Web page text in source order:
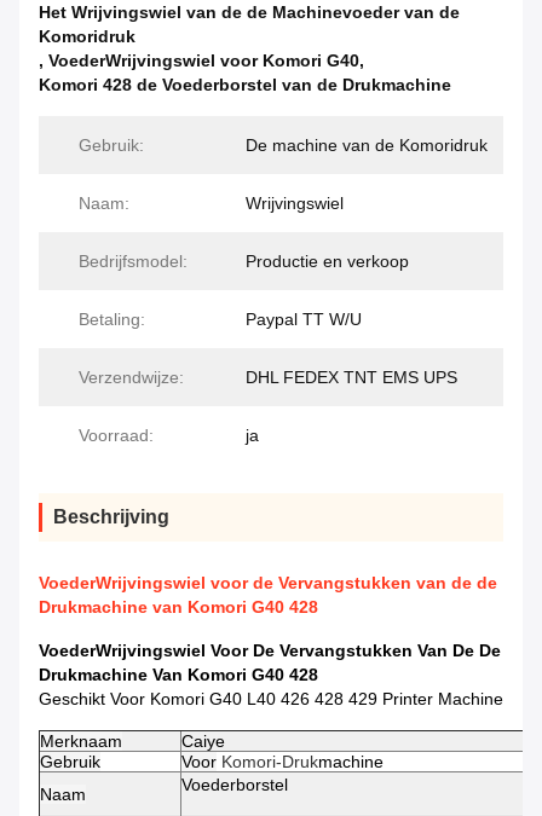
Het Wrijvingswiel van de de Machinevoeder van de
Komoridruk
, VoederWrijvingswiel voor Komori G40,
Komori 428 de Voederborstel van de Drukmachine
Gebruik: De machine van de Komoridruk
Naam: Wrijvingswiel
Bedrijfsmodel: Productie en verkoop
Betaling: Paypal TT W/U
Verzendwijze: DHL FEDEX TNT EMS UPS
Voorraad: ja
Beschrijving
VoederWrijvingswiel voor de Vervangstukken van de de
Drukmachine van Komori G40 428
VoederWrijvingswiel Voor De Vervangstukken Van De De
Drukmachine Van Komori G40 428
Geschikt Voor Komori G40 L40 426 428 429 Printer Machine
Merknaam
Caiye
Gebruik
Voor Komori-Drukmachine
Naam
Voederborstel